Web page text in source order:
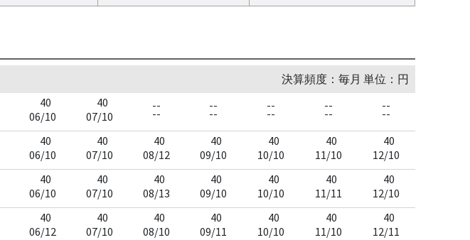
決算頻度：毎月 単位：円
40
06/10
40
07/10
--
--
--
--
--
--
--
--
--
--
40
06/10
40
07/10
40
08/12
40
09/10
40
10/10
40
11/10
40
12/10
40
06/10
40
07/10
40
08/13
40
09/10
40
10/10
40
11/11
40
12/10
40
06/12
40
07/10
40
08/10
40
09/11
40
10/10
40
11/10
40
12/11